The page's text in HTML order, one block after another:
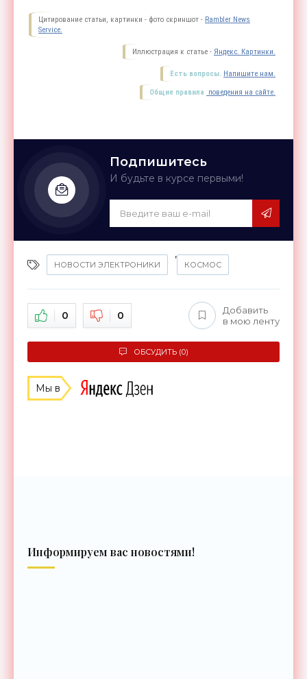
Цитирование статьи, картинки - фото скриншот - Rambler News
Service.
Иллюстрация к статье - Яндекс. Картинки.
Есть вопросы. Напишите нам.
Общие правила поведения на сайте.
Подпишитесь
И будьте в курсе первыми!
НОВОСТИ ЭЛЕКТРОНИКИ
,
КОСМОС
0 0
Добавить
в мою ленту
ОБСУДИТЬ (0)
Мы в
Информируем вас новостями!